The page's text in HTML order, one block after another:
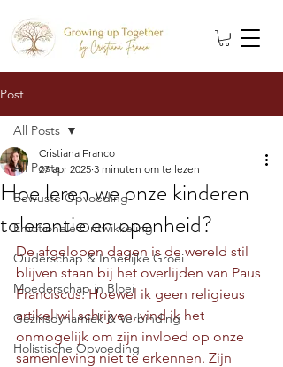
Post
All Posts
Bewuste Opvoeding
Emotionele Ontwikkeling
Ouderschap & Innerlijke Groei
Moederschap in Bloei
Gezinsdynamiek & Verbinding
Holistische Opvoeding
All Posts
Hoe leren we onze kinderen
tolerantie en openheid?
Cristiana Franco
27 apr 2025 3 minuten om te lezen
De afgelopen dagen is de wereld stil
blijven staan bij het overlijden van Paus
Franciscus. Hoewel ik geen religieus
artikel wil schrijven, vind ik het
onmogelijk om zijn invloed op onze
samenleving niet te erkennen. Zijn